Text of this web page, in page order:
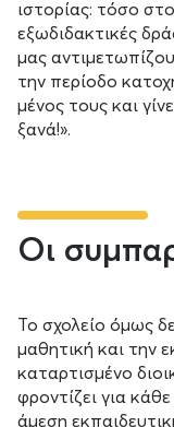
ιστορίας: τόσο
εξωδιδακτικές
μας
την περίοδο
μένος τους και
ξανά!».
Οι
Το σχολείο όμως
μαθητική και την
καταρτισμένο
φροντίζει για
άμεση